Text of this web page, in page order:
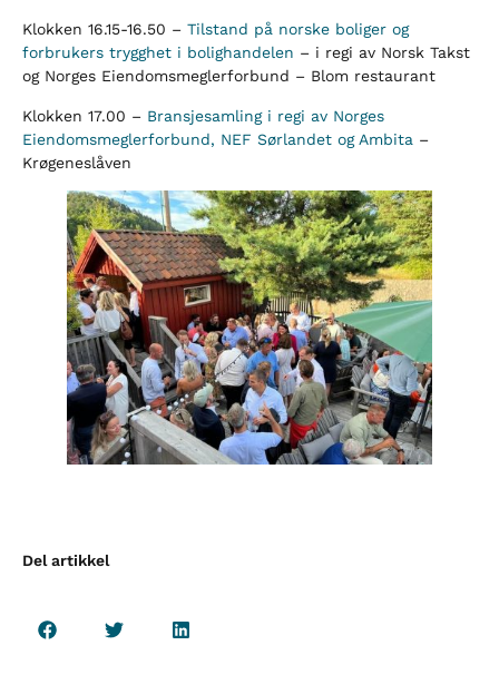
Klokken 16.15-16.50 – Tilstand på norske boliger og
forbrukers trygghet i bolighandelen – i regi av Norsk Takst
og Norges Eiendomsmeglerforbund – Blom restaurant
Klokken 17.00 – Bransjesamling i regi av Norges
Eiendomsmeglerforbund, NEF Sørlandet og Ambita –
Krøgeneslåven
Del artikkel